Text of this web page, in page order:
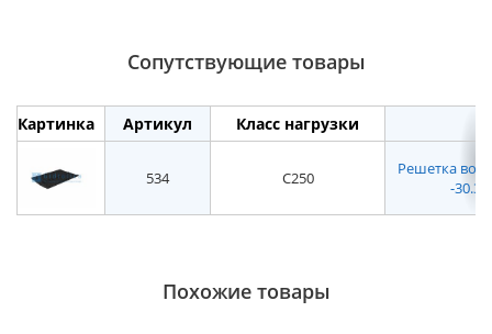
Сопутствующие товары
Картинка Артикул Класс нагрузки
534 C250
Решетка
-
Похожие товары